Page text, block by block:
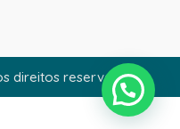
direitos reservados.